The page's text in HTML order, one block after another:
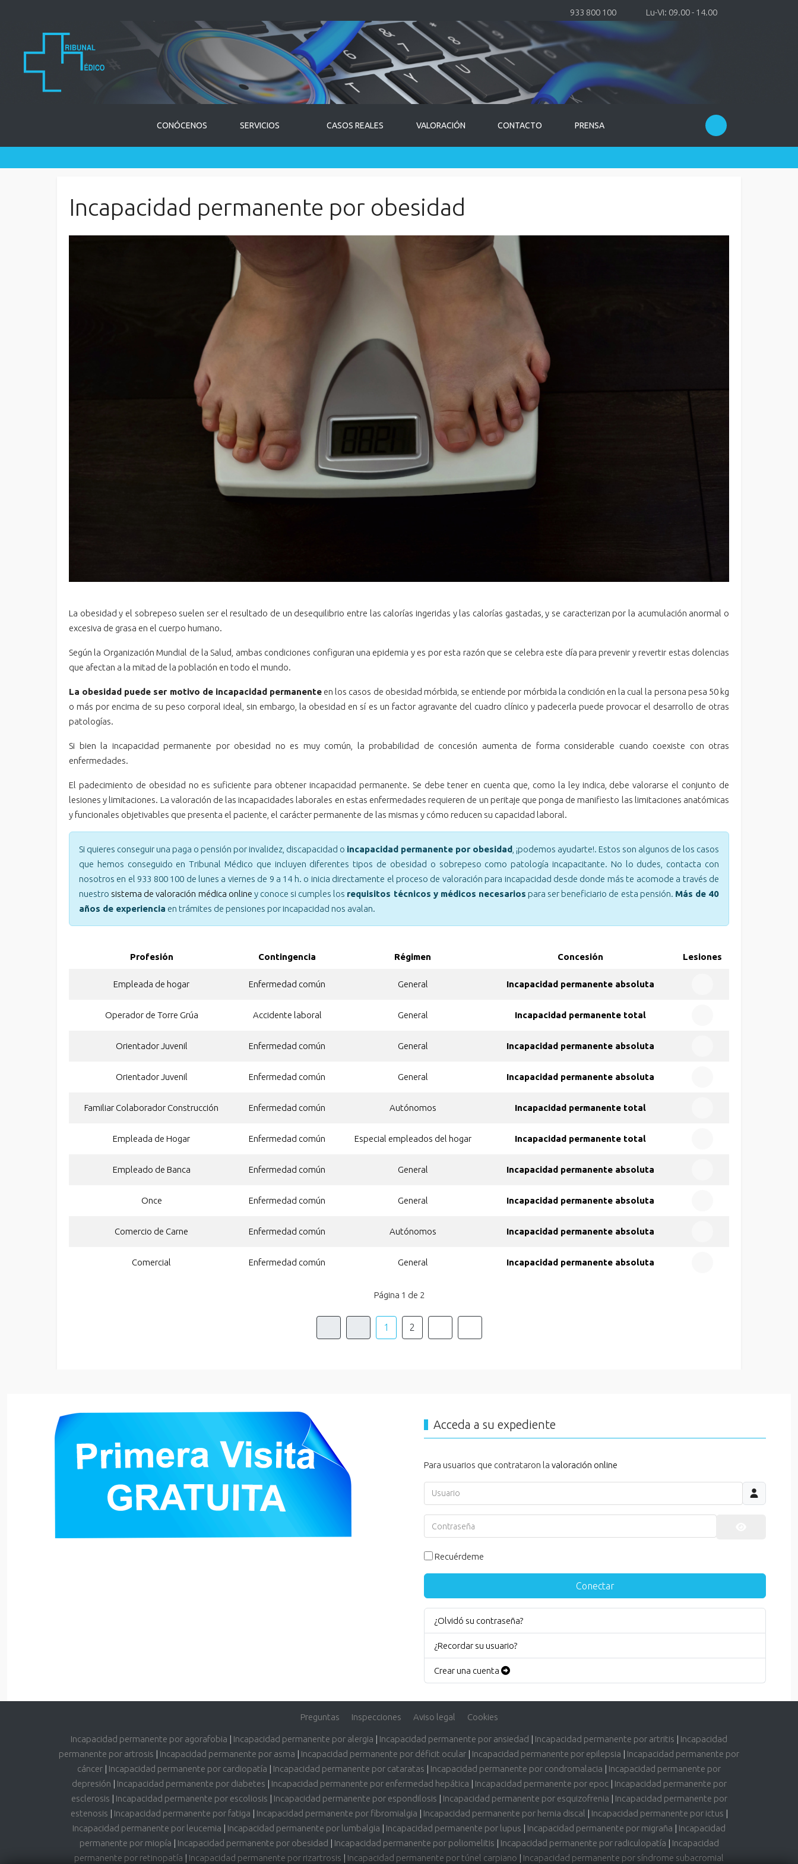
933 800 100 Lu-Vi: 09.00 - 14.00
CONÓCENOS SERVICIOS CASOS REALES VALORACIÓN CONTACTO PRENSA
Incapacidad permanente por obesidad
La obesidad y el sobrepeso suelen ser el resultado de un desequilibrio entre las calorías ingeridas y las calorías gastadas, y se caracterizan por la acumulación anormal o
excesiva de grasa en el cuerpo humano.
Según la Organización Mundial de la Salud, ambas condiciones configuran una epidemia y es por esta razón que se celebra este día para prevenir y revertir estas dolencias
que afectan a la mitad de la población en todo el mundo.
La obesidad puede ser motivo de incapacidad permanente en los casos de obesidad mórbida, se entiende por mórbida la condición en la cual la persona pesa 50 kg
o más por encima de su peso corporal ideal, sin embargo, la obesidad en sí es un factor agravante del cuadro clínico y padecerla puede provocar el desarrollo de otras
patologías.
Si bien la incapacidad permanente por obesidad no es muy común, la probabilidad de concesión aumenta de forma considerable cuando coexiste con otras
enfermedades.
El padecimiento de obesidad no es suficiente para obtener incapacidad permanente. Se debe tener en cuenta que, como la ley indica, debe valorarse el conjunto de
lesiones y limitaciones. La valoración de las incapacidades laborales en estas enfermedades requieren de un peritaje que ponga de manifiesto las limitaciones anatómicas
y funcionales objetivables que presenta el paciente, el carácter permanente de las mismas y cómo reducen su capacidad laboral.
Si quieres conseguir una paga o pensión por invalidez, discapacidad o incapacidad permanente por obesidad, ¡podemos ayudarte!. Estos son algunos de los casos
que hemos conseguido en Tribunal Médico que incluyen diferentes tipos de obesidad o sobrepeso como patología incapacitante. No lo dudes, contacta con
nosotros en el 933 800 100 de lunes a viernes de 9 a 14 h. o inicia directamente el proceso de valoración para incapacidad desde donde más te acomode a través de
nuestrosistema de valoración médica online y conoce si cumples los requisitos técnicos y médicos necesarios para ser beneficiario de esta pensión. Más de 40
años de experiencia en trámites de pensiones por incapacidad nos avalan.
Profesión Contingencia Régimen Concesión Lesiones
Empleada de hogar Enfermedad común General Incapacidad permanente absoluta
Operador de Torre Grúa Accidente laboral General Incapacidad permanente total
Orientador Juvenil Enfermedad común General Incapacidad permanente absoluta
Orientador Juvenil Enfermedad común General Incapacidad permanente absoluta
Familiar Colaborador Construcción Enfermedad común Autónomos Incapacidad permanente total
Empleada de Hogar Enfermedad común Especial empleados del hogar Incapacidad permanente total
Empleado de Banca Enfermedad común General Incapacidad permanente absoluta
Once Enfermedad común General Incapacidad permanente absoluta
Comercio de Carne Enfermedad común Autónomos Incapacidad permanente absoluta
Comercial Enfermedad común General Incapacidad permanente absoluta
Página 1 de 2
1 2
Acceda a su expediente
Para usuarios que contrataron la valoración online
Usuario
Contraseña
Recuérdeme
Conectar
¿Olvidó su contraseña?
¿Recordar su usuario?
Crear una cuenta
Preguntas Inspecciones Aviso legal Cookies
Incapacidad permanente por agorafobia | Incapacidad permanente por alergia | Incapacidad permanente por ansiedad | Incapacidad permanente por artritis | Incapacidad
permanente por artrosis | Incapacidad permanente por asma | Incapacidad permanente por déficit ocular | Incapacidad permanente por epilepsia | Incapacidad permanente por
cáncer | Incapacidad permanente por cardiopatía | Incapacidad permanente por cataratas | Incapacidad permanente por condromalacia | Incapacidad permanente por
depresión | Incapacidad permanente por diabetes | Incapacidad permanente por enfermedad hepática | Incapacidad permanente por epoc| Incapacidad permanente por
esclerosis | Incapacidad permanente por escoliosis | Incapacidad permanente por espondilosis | Incapacidad permanente por esquizofrenia | Incapacidad permanente por
estenosis | Incapacidad permanente por fatiga | Incapacidad permanente por fibromialgia | Incapacidad permanente por hernia discal | Incapacidad permanente por ictus |
Incapacidad permanente por leucemia | Incapacidad permanente por lumbalgia | Incapacidad permanente por lupus | Incapacidad permanente por migraña | Incapacidad
permanente por miopía | Incapacidad permanente por obesidad | Incapacidad permanente por poliomelitis | Incapacidad permanente por radiculopatía | Incapacidad
permanente por retinopatía | Incapacidad permanente por rizartrosis | Incapacidad permanente por túnel carpiano | Incapacidad permanente por síndrome subacromial